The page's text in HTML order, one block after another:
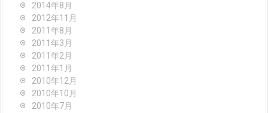
2014年8月
2012年11月
2011年8月
2011年3月
2011年2月
2011年1月
2010年12月
2010年10月
2010年7月